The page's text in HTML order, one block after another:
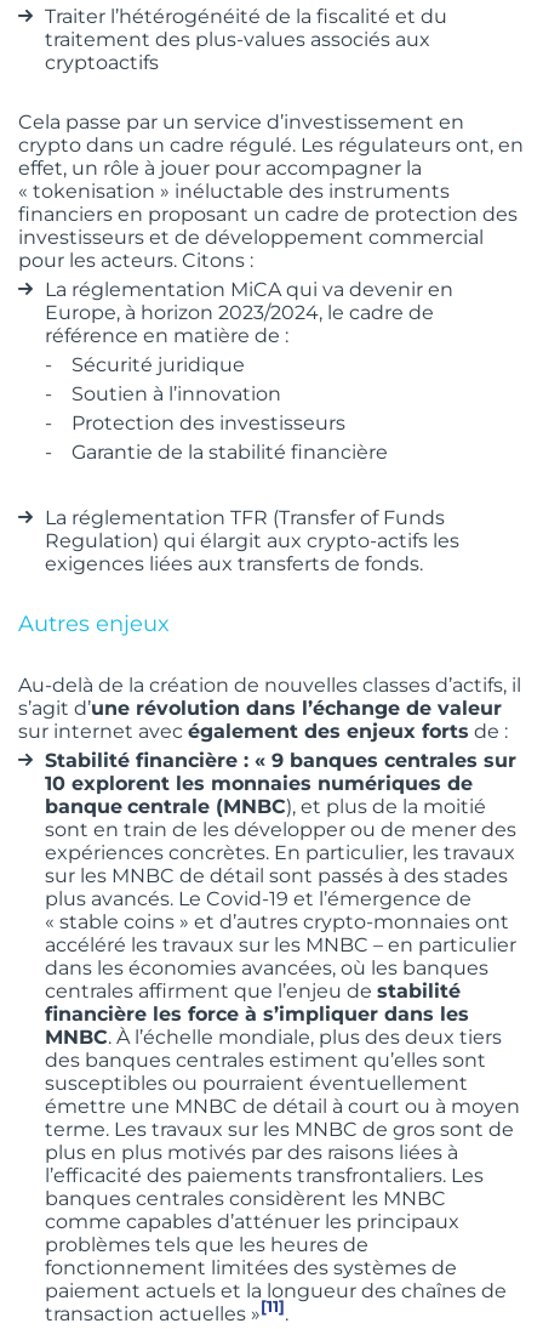
Traiter l’hétérogénéité de la fiscalité et du
traitement des plus-values associés aux
cryptoactifs
Cela passe par un service d’investissement en
crypto dans un cadre régulé. Les régulateurs ont, en
effet, un rôle à jouer pour accompagner la
« tokenisation » inéluctable des instruments
financiers en proposant un cadre de protection des
investisseurs et de développement commercial
pour les acteurs. Citons :
La réglementation MiCA qui va devenir en
Europe, à horizon 2023/2024, le cadre de
référence en matière de :
Sécurité juridique
Soutien à l’innovation
Protection des investisseurs
Garantie de la stabilité financière
La réglementation TFR (Transfer of Funds
Regulation) qui élargit aux crypto-actifs les
exigences liées aux transferts de fonds.
Autres enjeux
Au-delà de la création de nouvelles classes d’actifs, il
s’agit d’une révolution dans l’échange de valeur
sur internet avec également des enjeux forts de :
Stabilité financière : « 9 banques centrales sur
10 explorent les monnaies numériques de
banque centrale (MNBC), et plus de la moitié
sont en train de les développer ou de mener des
expériences concrètes. En particulier, les travaux
sur les MNBC de détail sont passés à des stades
plus avancés. Le Covid-19 et l’émergence de
« stable coins » et d’autres crypto-monnaies ont
accéléré les travaux sur les MNBC – en particulier
dans les économies avancées, où les banques
centrales affirment que l’enjeu de stabilité
financière les force à s’impliquer dans les
MNBC. À l’échelle mondiale, plus des deux tiers
des banques centrales estiment qu’elles sont
susceptibles ou pourraient éventuellement
émettre une MNBC de détail à court ou à moyen
terme. Les travaux sur les MNBC de gros sont de
plus en plus motivés par des raisons liées à
l’efficacité des paiements transfrontaliers. Les
banques centrales considèrent les MNBC
comme capables d’atténuer les principaux
problèmes tels que les heures de
fonctionnement limitées des systèmes de
paiement actuels et la longueur des chaînes de
transaction actuelles »[11].